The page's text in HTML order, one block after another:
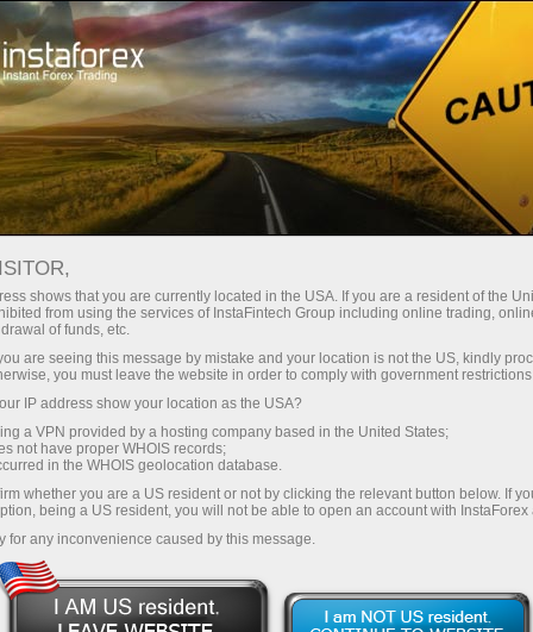
For Traders Analytical Reviews Technical analysis
05.05.2026: Forex Analysis &
Reviews: Forex forecast 05/05/2026:
EUR/USD, USD/JPY, GBP/USD, SP500,
Oil and Bitcoin
Mở tài khoản giao dịch
Mở tài khoản demo
shows that you are currently located in the USA. If you are a resident of the
from using the services of InstaFintech Group including online trading,
of funds, etc.
are seeing this message by mistake and your location is not the US, kindly
you must leave the website in order to comply with government
IP address show your location as the USA?
a VPN provided by a hosting company based in the United States;
not have proper WHOIS records;
in the WHOIS geolocation database.
whether you are a US resident or not by clicking the relevant button below. If
being a US resident, you will not be able to open an account with InstaForex
for any inconvenience caused by this message.